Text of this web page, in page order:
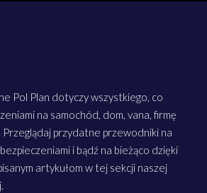
Pol Plan dotyczy wszystkiego, co
na samochód, dom, vana, firmę
przydatne przewodniki na
i bądź na bieżąco dzięki
artykułom w tej sekcji naszej